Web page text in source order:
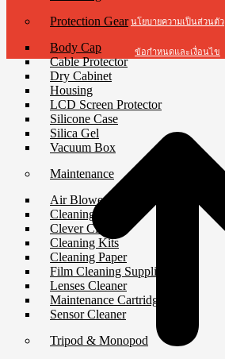
Protection Gear
Body Cap
Cable Protector
Dry Cabinet
Housing
LCD Screen Protector
Silicone Case
Silica Gel
Vacuum Box
Maintenance
Air Blower
Cleaning Cloth
Clever Cleaner
Cleaning Kits
Cleaning Paper
Film Cleaning Supplies
Lenses Cleaner
Maintenance Cartridge
Sensor Cleaner
Tripod & Monopod
นโยบายความเป็นส่วนตัว
ข้อกำหนดและเงื่อนไข